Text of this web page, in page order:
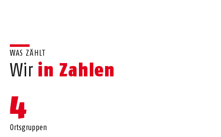
WAS ZÄHLT
Wir in Zahlen
4
Ortsgruppen